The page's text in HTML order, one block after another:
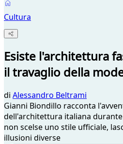
Cultura
Esiste l'architettura
il travaglio della
di Alessandro Beltrami
Gianni Biondillo racconta
dell'architettura italiana
non scelse uno stile ufficiale,
illusioni diverse